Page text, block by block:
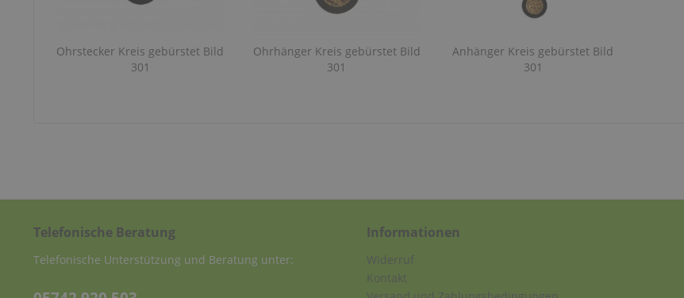
Ohrstecker Kreis gebürstet Bild
301
Ohrhänger Kreis gebürstet Bild
301
Anhänger Kreis gebürstet Bild
301
Telefonische Beratung
Telefonische Unterstützung und Beratung unter:
Informationen
Widerruf
Kontakt